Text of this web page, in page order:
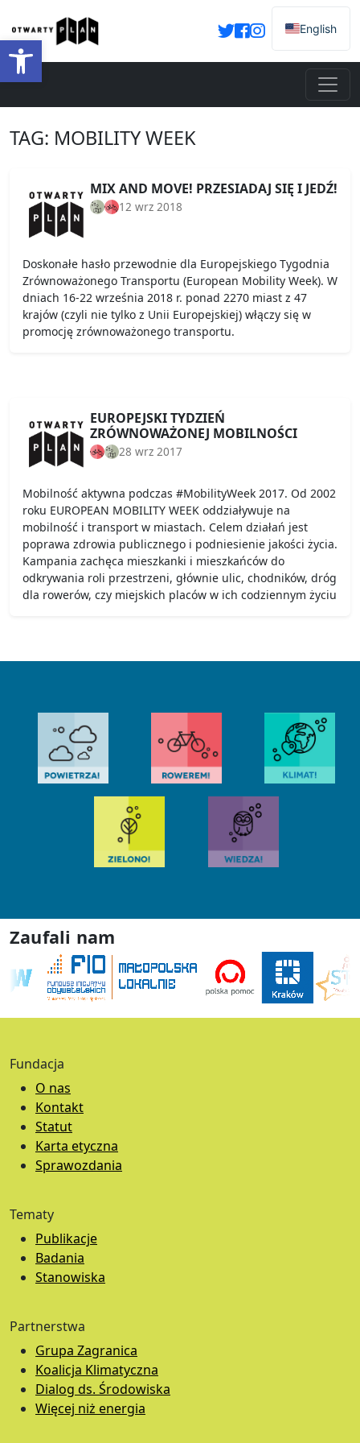
Otwórz pasek narzędzi
English
TAG: MOBILITY WEEK
MIX AND MOVE! PRZESIADAJ SIĘ I JEDŹ!
12 wrz 2018
Doskonałe hasło przewodnie dla Europejskiego Tygodnia
Zrównoważonego Transportu (European Mobility Week). W
dniach 16-22 września 2018 r. ponad 2270 miast z 47
krajów (czyli nie tylko z Unii Europejskiej) włączy się w
promocję zrównoważonego transportu.
EUROPEJSKI TYDZIEŃ
ZRÓWNOWAŻONEJ MOBILNOŚCI
28 wrz 2017
Mobilność aktywna podczas #MobilityWeek 2017. Od 2002
roku EUROPEAN MOBILITY WEEK oddziaływuje na
mobilność i transport w miastach. Celem działań jest
poprawa zdrowia publicznego i podniesienie jakości życia.
Kampania zachęca mieszkanki i mieszkańców do
odkrywania roli przestrzeni, głównie ulic, chodników, dróg
dla rowerów, czy miejskich placów w ich codziennym życiu
Zaufali nam
Fundacja
O nas
Kontakt
Statut
Karta etyczna
Sprawozdania
Tematy
Publikacje
Badania
Stanowiska
Partnerstwa
Grupa Zagranica
Koalicja Klimatyczna
Dialog ds. Środowiska
Więcej niż energia